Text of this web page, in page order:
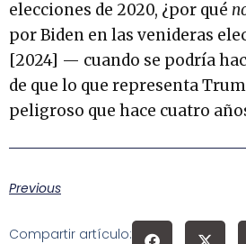
elecciones de 2020, ¿por qué
por Biden en las venideras
[2024] — cuando se podría
de que lo que representa
peligroso que hace cuatro
Previous
Compartir artículo: